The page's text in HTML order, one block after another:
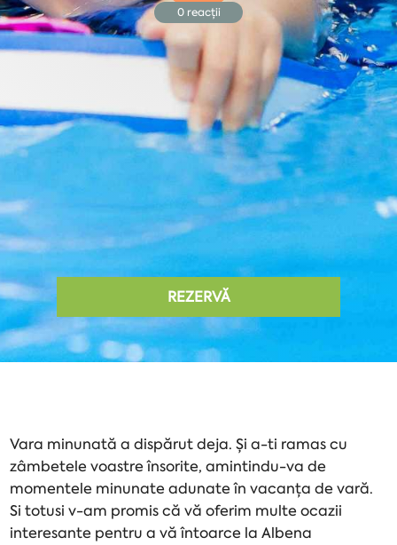
0reacții
REZERVĂ
Vara minunată a dispărut deja. Și a-ti ramas cu
zâmbetele voastre însorite, amintindu-va de
momentele minunate adunate în vacanța de vară.
Si totusi v-am promis că vă oferim multe ocazii
interesante pentru a vă întoarce la Albena